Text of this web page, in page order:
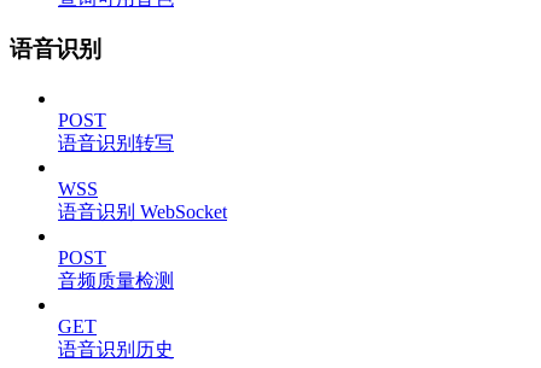
语音识别
POST
语音识别转写
WSS
语音识别 WebSocket
POST
音频质量检测
GET
语音识别历史